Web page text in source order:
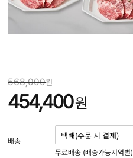
568,000원
454,400원
배송
무료배송 (배송가능지역별)